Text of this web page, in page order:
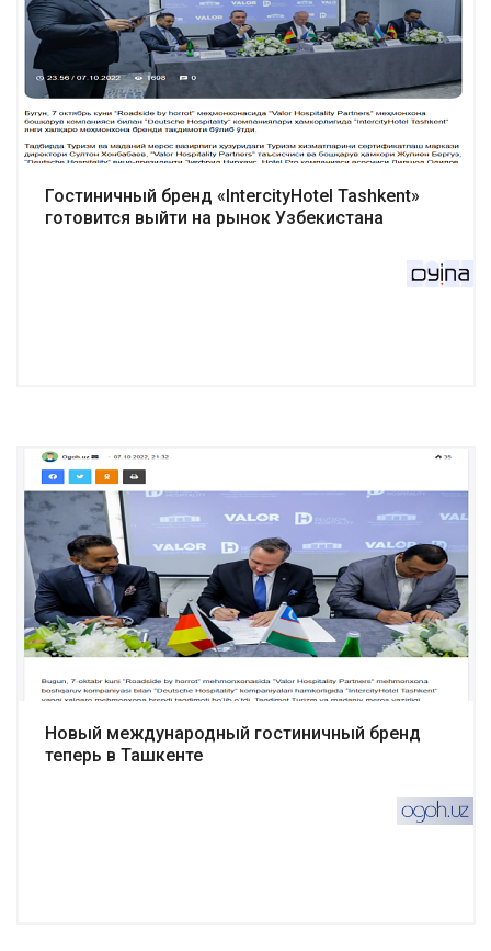
Подробнее
Гостиничный бренд «IntercityHotel Tashkent»
готовится выйти на рынок Узбекистана
Подробнее
Новый международный гостиничный бренд
теперь в Ташкенте